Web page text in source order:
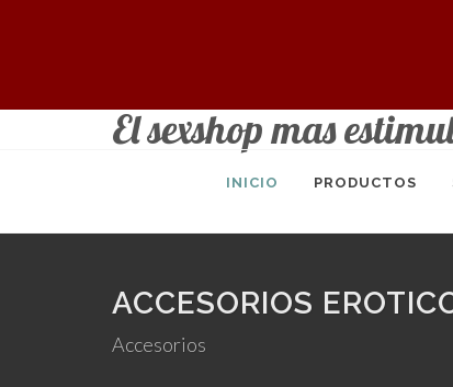
El sexshop mas
INICIO PRODUCTOS
ACCESORIOS
Accesorios